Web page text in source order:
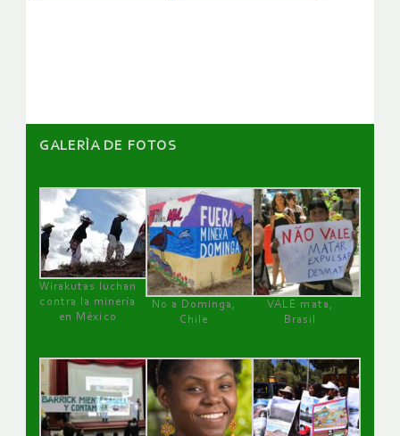
GALERÌA DE FOTOS
Wirakutas luchan
contra la minería
en México
No a Dominga,
Chile
VALE mata,
Brasil